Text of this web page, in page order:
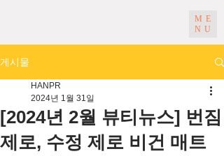
ME
NU
게시물
[2024년 2월 뷰티뉴스] 번짐
제로, 수정 제로 비건 매트
HANPR
2024년 1월 31일